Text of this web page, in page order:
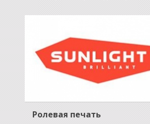
Ролевая печать